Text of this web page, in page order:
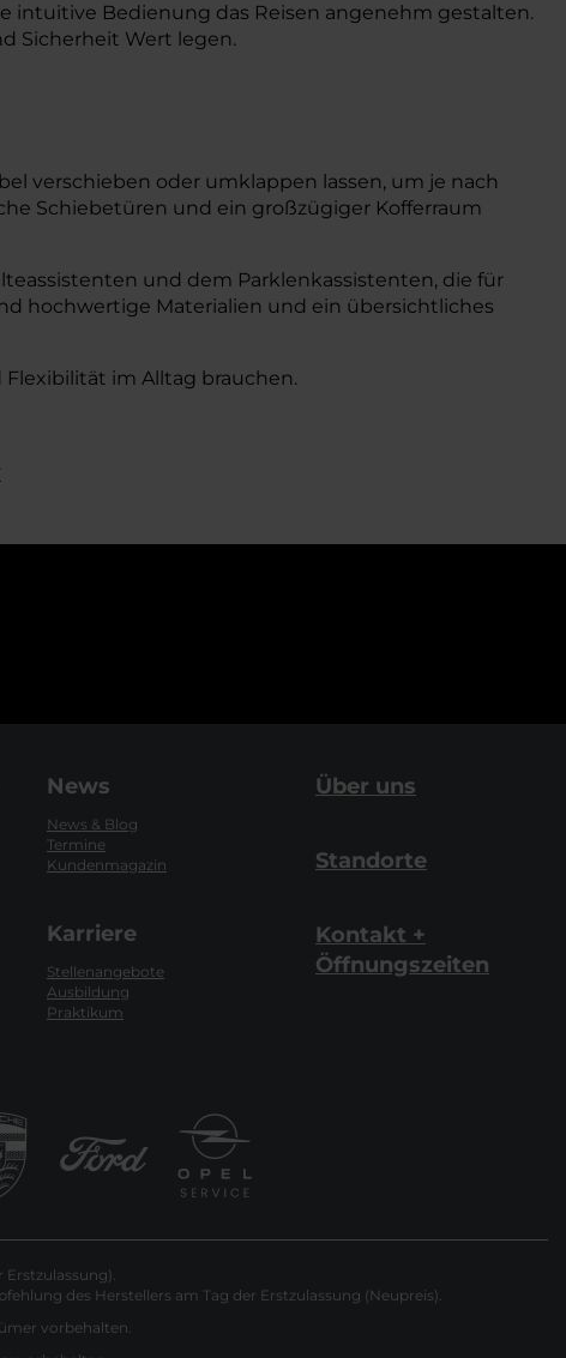
intuitive Bedienung das Reisen angenehm gestalten.
Sicherheit Wert legen.
verschieben oder umklappen lassen, um je nach
Schiebetüren und ein großzügiger Kofferraum
und dem Parklenkassistenten, die für
hochwertige Materialien und ein übersichtliches
Flexibilität im Alltag brauchen.
News
News & Blog
Termine
Kundenmagazin
Karriere
Stellenangebote
Ausbildung
Praktikum
Über uns
Standorte
Kontakt +
Öffnungszeiten
des Herstellers am Tag der Erstzulassung (Neupreis).
vorbehalten.